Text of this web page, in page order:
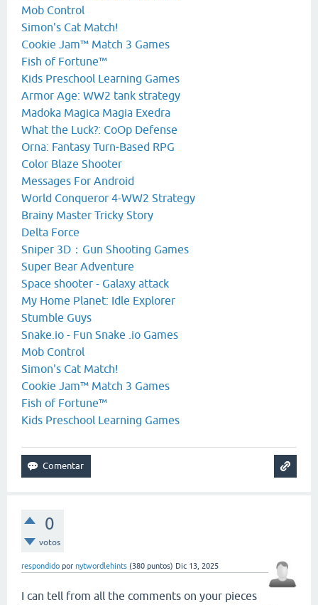
Mob Control
Simon's Cat Match!
Cookie Jam™ Match 3 Games
Fish of Fortune™
Kids Preschool Learning Games
Armor Age: WW2 tank strategy
Madoka Magica Magia Exedra
What the Luck?: CoOp Defense
Orna: Fantasy Turn‑Based RPG
Color Blaze Shooter
Messages For Android
World Conqueror 4-WW2 Strategy
Brainy Master Tricky Story
Delta Force
Sniper 3D：Gun Shooting Games
Super Bear Adventure
Space shooter - Galaxy attack
My Home Planet: Idle Explorer
Stumble Guys
Snake.io - Fun Snake .io Games
Mob Control
Simon's Cat Match!
Cookie Jam™ Match 3 Games
Fish of Fortune™
Kids Preschool Learning Games
0
votos
respondido por nytwordlehints (380 puntos) Dic 13, 2025
I can tell from all the comments on your pieces